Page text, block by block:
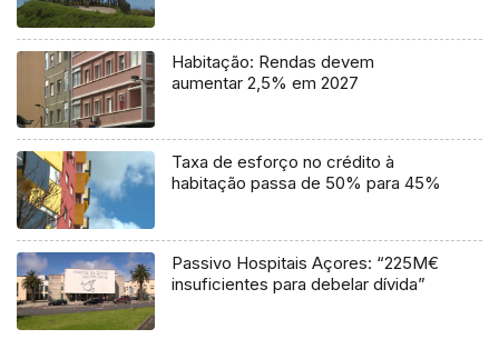
Habitação: Rendas devem
aumentar 2,5% em 2027
Taxa de esforço no crédito à
habitação passa de 50% para 45%
Passivo Hospitais Açores: “225M€
insuficientes para debelar dívida”